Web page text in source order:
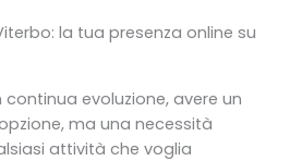
la tua presenza online su
evoluzione, avere un
ma una necessità
attività che voglia